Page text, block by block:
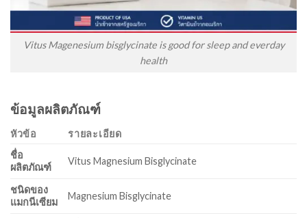
Vitus Magenesium bisglycinate is good for sleep and everday
health
ข้อมูลผลิตภัณฑ์
หัวข้อ
รายละเอียด
ชื่อ
ผลิตภัณฑ์
Vitus Magnesium Bisglycinate
ชนิดของ
แมกนีเซียม
Magnesium Bisglycinate